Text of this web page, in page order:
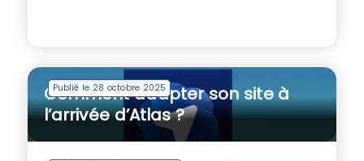
Publié le 28 octobre 2025
Comment adapter son site à
l’arrivée d’Atlas ?